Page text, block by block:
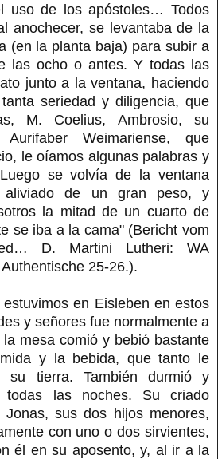
uso de los apóstoles… Todos
anochecer, se levantaba de la
(en la planta baja) para subir a
las ocho o antes. Y todas las
junto a la ventana, haciendo
seriedad y diligencia, que
M. Coelius, Ambrosio, su
Weimariense, que
le oíamos algunas palabras y
se volvía de la ventana
aliviado de un gran peso, y
la mitad de un cuarto de
se iba a la cama" (Bericht vom
D. Martini Lutheri: WA
25-26.).
en Eisleben en estos
y señores fue normalmente a
mesa comió y bebió bastante
y la bebida, que tanto le
su tierra. También durmió y
todas las noches. Su criado
sus dos hijos menores,
con uno o dos sirvientes,
él en su aposento, y, al ir a la